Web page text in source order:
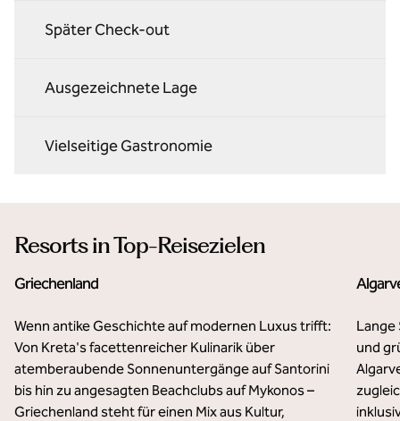
Später Check-out
Ausgezeichnete Lage
Vielseitige Gastronomie
Resorts in Top-Reisezielen
Griechenland
Wenn antike Geschichte auf modernen Luxus trifft:
Von Kreta's facettenreicher Kulinarik über
atemberaubende Sonnenuntergänge auf Santorini
bis hin zu angesagten Beachclubs auf Mykonos –
Griechenland steht für einen Mix aus Kultur,
Lange
und